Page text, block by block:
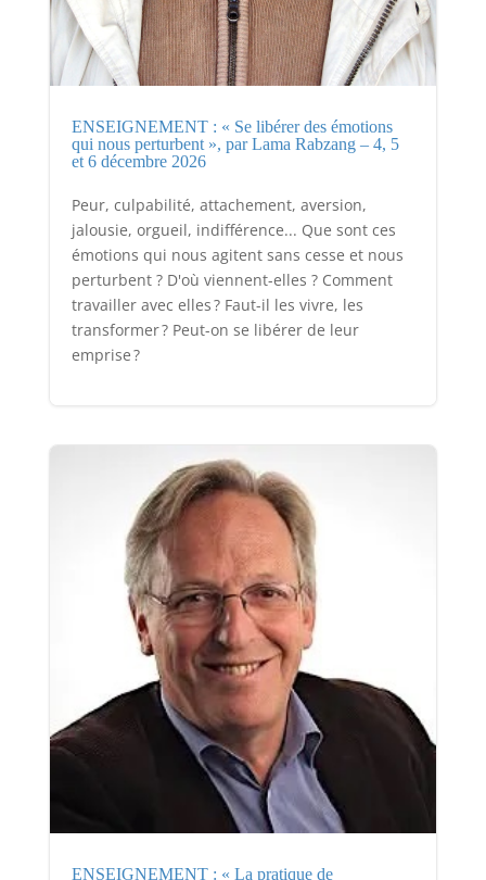
ENSEIGNEMENT : « Se libérer des émotions
qui nous perturbent », par Lama Rabzang – 4, 5
et 6 décembre 2026
Peur, culpabilité, attachement, aversion,
jalousie, orgueil, indifférence... Que sont ces
émotions qui nous agitent sans cesse et nous
perturbent ? D'où viennent-elles ? Comment
travailler avec elles ? Faut-il les vivre, les
transformer ? Peut-on se libérer de leur
emprise ?
ENSEIGNEMENT : « La pratique de